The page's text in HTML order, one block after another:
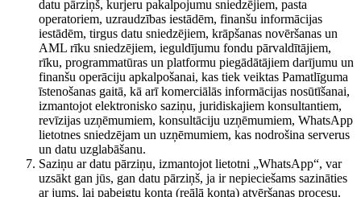
datu pārziņš, kurjeru pakalpojumu sniedzējiem, pasta
operatoriem, uzraudzības iestādēm, finanšu informācijas
iestādēm, tirgus datu sniedzējiem, krāpšanas novēršanas un
AML rīku sniedzējiem, ieguldījumu fondu pārvaldītājiem,
rīku, programmatūras un platformu piegādātājiem darījumu un
finanšu operāciju apkalpošanai, kas tiek veiktas Pamatlīguma
īstenošanas gaitā, kā arī komerciālās informācijas nosūtīšanai,
izmantojot elektronisko saziņu, juridiskajiem konsultantiem,
revīzijas uzņēmumiem, konsultāciju uzņēmumiem, WhatsApp
lietotnes sniedzējam un uzņēmumiem, kas nodrošina serverus
un datu uzglabāšanu.
Saziņu ar datu pārziņu, izmantojot lietotni „WhatsApp“, var
uzsākt gan jūs, gan datu pārziņš, ja ir nepieciešams sazināties
ar jums, lai pabeigtu konta (reālā konta) atvēršanas procesu.